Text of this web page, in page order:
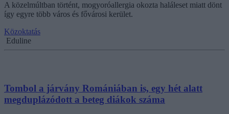
A közelmúltban történt, mogyoróallergia okozta haláleset miatt dönt
így egyre több város és fővárosi kerület.
Közoktatás
Eduline
Tombol a járvány Romániában is, egy hét alatt
megduplázódott a beteg diákok száma